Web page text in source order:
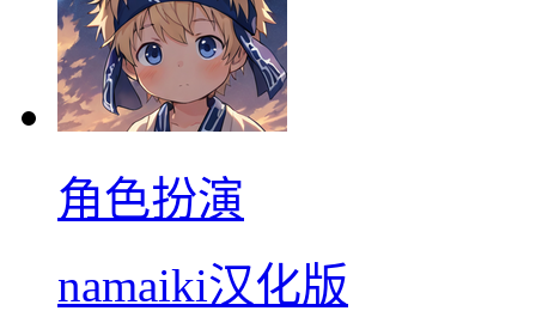
角色扮演
namaiki汉化版